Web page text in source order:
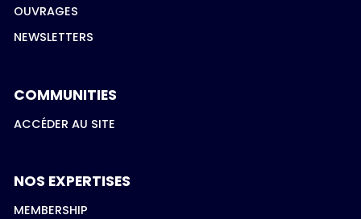
OUVRAGES
NEWSLETTERS
COMMUNITIES
ACCÉDER AU SITE
NOS EXPERTISES
MEMBERSHIP